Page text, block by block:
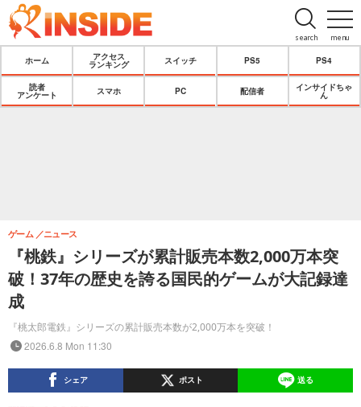
menu
search
ホーム
アクセス
ランキング
スイッチ PS5 PS4
読者
アンケート
スマホ PC 配信者
インサイドちゃ
ん
『桃鉄』シリーズが累計販売本数2,000万本突
破！37年の歴史を誇る国民的ゲームが大記録達
成
『桃太郎電鉄』シリーズの累計販売本数が2,000万本を突破！
ゲーム ニュース
2026.6.8 Mon 11:30
シェア ポスト 送る